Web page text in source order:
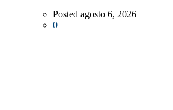
Posted agosto 6, 2026
0